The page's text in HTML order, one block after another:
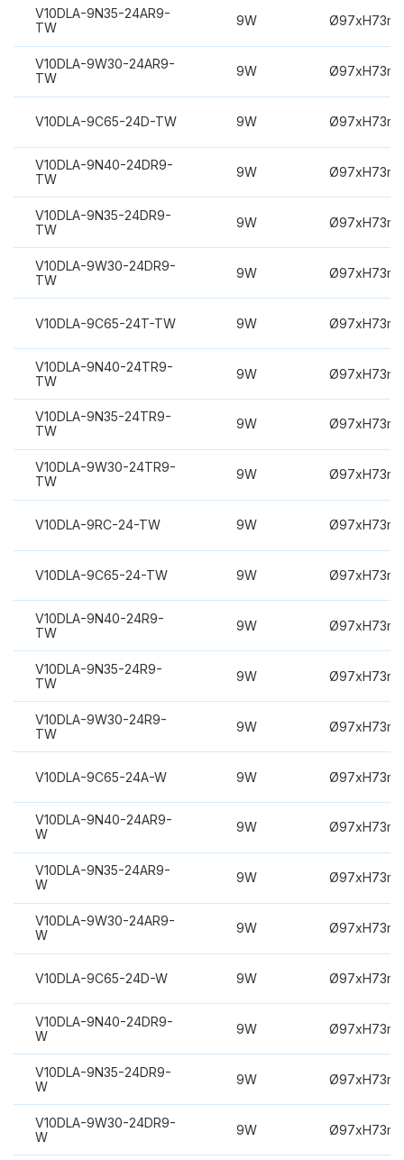
V10DLA-9N35-24AR9-
TW
9W
V10DLA-9W30-24AR9-
TW
9W
V10DLA-9C65-24D-TW 9W
V10DLA-9N40-24DR9-
TW
9W
V10DLA-9N35-24DR9-
TW
9W
V10DLA-9W30-24DR9-
TW
9W
V10DLA-9C65-24T-TW 9W
V10DLA-9N40-24TR9-
TW
9W
V10DLA-9N35-24TR9-
TW
9W
V10DLA-9W30-24TR9-
TW
9W
V10DLA-9RC-24-TW 9W
V10DLA-9C65-24-TW 9W
V10DLA-9N40-24R9-
TW
9W
V10DLA-9N35-24R9-
TW
9W
V10DLA-9W30-24R9-
TW
9W
V10DLA-9C65-24A-W 9W
V10DLA-9N40-24AR9-
W
9W
V10DLA-9N35-24AR9-
W
9W
V10DLA-9W30-24AR9-
W
9W
V10DLA-9C65-24D-W 9W
V10DLA-9N40-24DR9-
W
9W
V10DLA-9N35-24DR9-
W
9W
V10DLA-9W30-24DR9-
W
9W